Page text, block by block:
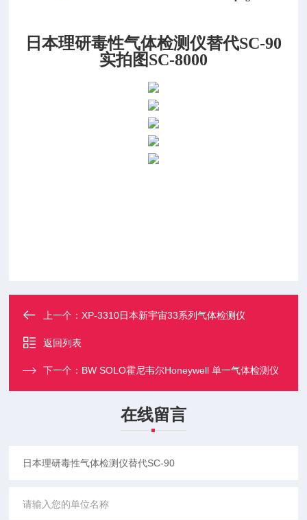
日本理研毒性气体检测仪替代SC-90
实拍图SC-8000
上一个：XP-3310日本新宇宙33系列气体检测仪
返回列表
下一个： BW SOLO霍尼韦尔Honeywell 单一气体检测仪
在线留言